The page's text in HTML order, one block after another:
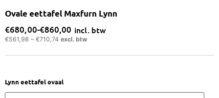
Ovale eettafel Maxfurn Lynn
€680,00-€860,00
Prijsklasse:
€680,00
tot
incl. btw
€561,98 – €710,74 excl. btw
Lynn eettafel ovaal
Ovale
eettafel